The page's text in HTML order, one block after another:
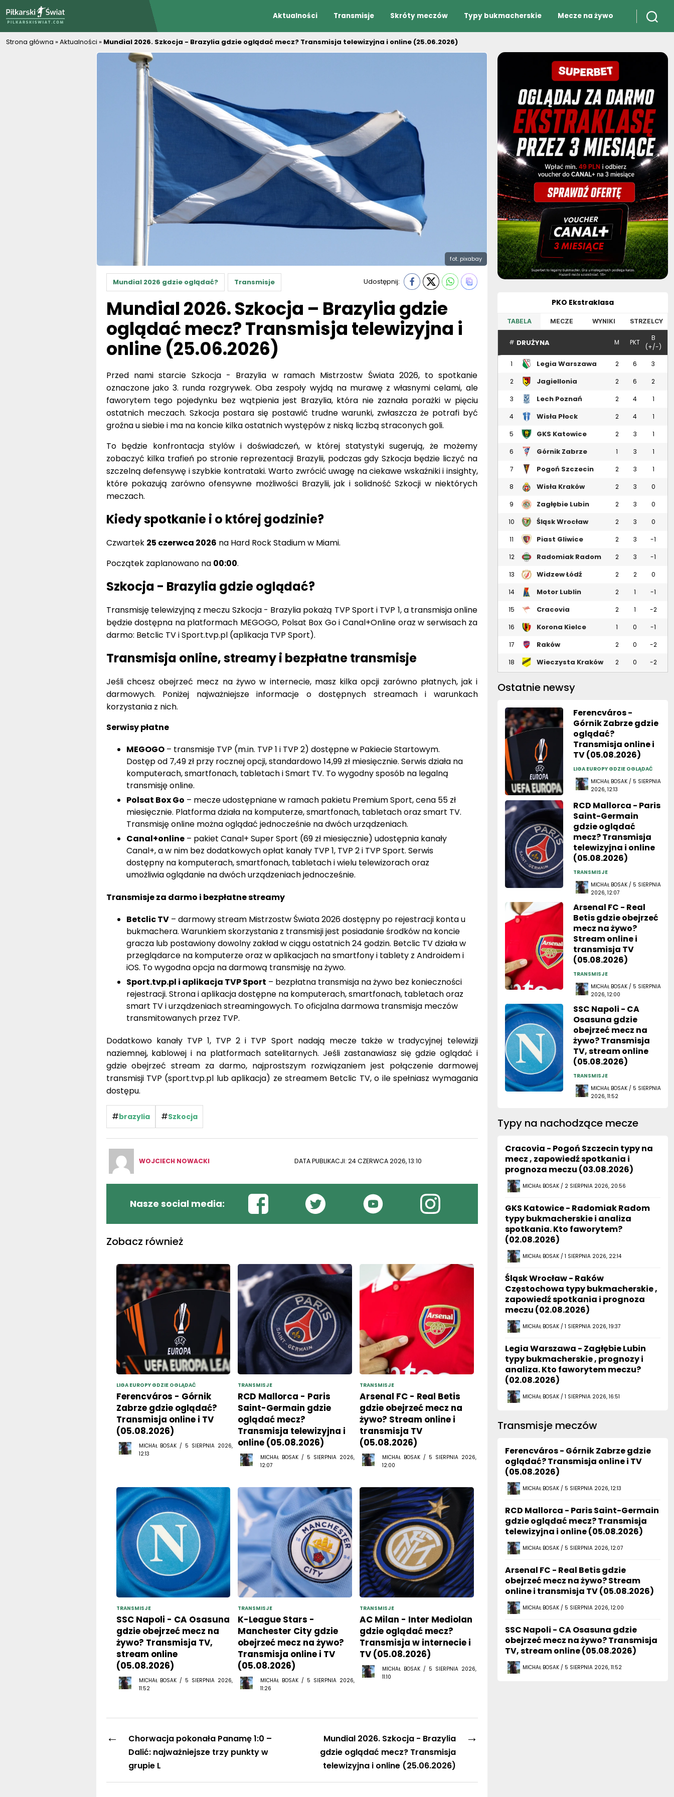
Aktualności Transmisje Skróty meczów Typy bukmacherskie Mecze na żywo
Strona główna »Aktualności » Mundial 2026. Szkocja - Brazylia gdzie oglądać mecz? Transmisja telewizyjna i online (25.06.2026)
fot. pixabay
Mundial 2026 gdzie oglądać? Transmisje Udostępnij:
Mundial 2026. Szkocja – Brazylia gdzie
oglądać mecz? Transmisja telewizyjna i
online (25.06.2026)
Przed nami starcie Szkocja - Brazylia w ramach Mistrzostw Świata 2026, to spotkanie
oznaczone jako 3. runda rozgrywek. Oba zespoły wyjdą na murawę z własnymi celami, ale
faworytem tego pojedynku bez wątpienia jest Brazylia, która nie zaznała porażki w pięciu
ostatnich meczach. Szkocja postara się postawić trudne warunki, zwłaszcza że potrafi być
groźna u siebie i ma na koncie kilka ostatnich występów z niską liczbą straconych goli.
To będzie konfrontacja stylów i doświadczeń, w której statystyki sugerują, że możemy
zobaczyć kilka trafień po stronie reprezentacji Brazylii, podczas gdy Szkocja będzie liczyć na
szczelną defensywę i szybkie kontrataki. Warto zwrócić uwagę na ciekawe wskaźniki i insighty,
które pokazują zarówno ofensywne możliwości Brazylii, jak i solidność Szkocji w niektórych
meczach.
Kiedy spotkanie i o której godzinie?
Czwartek 25 czerwca 2026 na Hard Rock Stadium w Miami.
Początek zaplanowano na 00:00.
Szkocja - Brazylia gdzie oglądać?
Transmisję telewizyjną z meczu Szkocja - Brazylia pokażą TVP Sport i TVP 1, a transmisja online
będzie dostępna na platformach MEGOGO, Polsat Box Go i Canal+Online oraz w serwisach za
darmo: Betclic TV i Sport.tvp.pl (aplikacja TVP Sport).
Transmisja online, streamy i bezpłatne transmisje
Jeśli chcesz obejrzeć mecz na żywo w internecie, masz kilka opcji zarówno płatnych, jak i
darmowych. Poniżej najważniejsze informacje o dostępnych streamach i warunkach
korzystania z nich.
Serwisy płatne
MEGOGO– transmisje TVP (m.in. TVP 1 i TVP 2) dostępne w Pakiecie Startowym.
Dostęp od 7,49 zł przy rocznej opcji, standardowo 14,99 zł miesięcznie. Serwis działa na
komputerach, smartfonach, tabletach i Smart TV. To wygodny sposób na legalną
transmisję online.
Polsat Box Go – mecze udostępniane w ramach pakietu Premium Sport, cena 55 zł
miesięcznie. Platforma działa na komputerze, smartfonach, tabletach oraz smart TV.
Transmisję online można oglądać jednocześnie na dwóch urządzeniach.
Canal+online– pakiet Canal+ Super Sport (69 zł miesięcznie) udostępnia kanały
Canal+, a w nim bez dodatkowych opłat kanały TVP 1, TVP 2 i TVP Sport. Serwis
dostępny na komputerach, smartfonach, tabletach i wielu telewizorach oraz
umożliwia oglądanie na dwóch urządzeniach jednocześnie.
Transmisje za darmo i bezpłatne streamy
Betclic TV– darmowy stream Mistrzostw Świata 2026 dostępny po rejestracji konta u
bukmachera. Warunkiem skorzystania z transmisji jest posiadanie środków na koncie
gracza lub postawiony dowolny zakład w ciągu ostatnich 24 godzin. Betclic TV działa w
przeglądarce na komputerze oraz w aplikacjach na smartfony i tablety z Androidem i
iOS. To wygodna opcja na darmową transmisję na żywo.
Sport.tvp.pl i aplikacja TVP Sport – bezpłatna transmisja na żywo bez konieczności
rejestracji. Strona i aplikacja dostępne na komputerach, smartfonach, tabletach oraz
smart TV i urządzeniach streamingowych. To oficjalna darmowa transmisja meczów
transmitowanych przez TVP.
Dodatkowo kanały TVP 1, TVP 2 i TVP Sport nadają mecze także w tradycyjnej telewizji
naziemnej, kablowej i na platformach satelitarnych. Jeśli zastanawiasz się gdzie oglądać i
gdzie obejrzeć stream za darmo, najprostszym rozwiązaniem jest połączenie darmowej
transmisji TVP (sport.tvp.pl lub aplikacja) ze streamem Betclic TV, o ile spełniasz wymagania
dostępu.
#brazylia #Szkocja
WOJCIECH NOWACKI DATA PUBLIKACJI: 24 CZERWCA 2026, 13:10
Nasze social media:
Zobacz również
LIGA EUROPY GDZIE OGLĄDAĆ
Ferencváros - Górnik
Zabrze gdzie oglądać?
Transmisja online i TV
(05.08.2026)
MICHAŁ BOSAK / 5 SIERPNIA 2026,
12:13
TRANSMISJE
RCD Mallorca - Paris
Saint-Germain gdzie
oglądać mecz?
Transmisja telewizyjna i
online (05.08.2026)
MICHAŁ BOSAK / 5 SIERPNIA 2026,
12:07
TRANSMISJE
Arsenal FC - Real Betis
gdzie obejrzeć mecz na
żywo? Stream online i
transmisja TV
(05.08.2026)
MICHAŁ BOSAK / 5 SIERPNIA 2026,
12:00
TRANSMISJE
SSC Napoli - CA Osasuna
gdzie obejrzeć mecz na
żywo? Transmisja TV,
stream online
(05.08.2026)
MICHAŁ BOSAK / 5 SIERPNIA 2026,
11:52
TRANSMISJE
K-League Stars -
Manchester City gdzie
obejrzeć mecz na żywo?
Transmisja online i TV
(05.08.2026)
MICHAŁ BOSAK / 5 SIERPNIA 2026,
11:26
TRANSMISJE
AC Milan - Inter Mediolan
gdzie oglądać mecz?
Transmisja w internecie i
TV (05.08.2026)
MICHAŁ BOSAK / 5 SIERPNIA 2026,
11:10
←
Chorwacja pokonała Panamę 1:0 –
Dalić: najważniejsze trzy punkty w
grupie L
→
Mundial 2026. Szkocja - Brazylia
gdzie oglądać mecz? Transmisja
telewizyjna i online (25.06.2026)
PKO Ekstraklasa
TABELA MECZE WYNIKI STRZELCY
# DRUŻYNA M PKT
B
(+/-)
1
Legia Warszawa 2 6 3
2
Jagiellonia
2 6 2
3 Lech Poznań 2 4 1
4 Wisła Płock 2 4 1
5 GKS Katowice 2 3 1
6 Górnik Zabrze 1 3 1
7 Pogoń Szczecin 2 3 1
8 Wisła Kraków 2 3 0
9 Zagłębie Lubin 2 3 0
10 Śląsk Wrocław 2 3 0
11 Piast Gliwice 2 3 -1
12 Radomiak Radom 2 3 -1
13 Widzew Łódź 2 2 0
14 Motor Lublin 2 1 -1
15 Cracovia 2 1 -2
16 Korona Kielce 1 0 -1
17
Raków
2 0 -2
18 Wieczysta Kraków 2 0 -2
Ostatnie newsy
Ferencváros -
Górnik Zabrze gdzie
oglądać?
Transmisja online i
TV (05.08.2026)
LIGA EUROPY GDZIE OGLĄDAĆ
MICHAŁ BOSAK / 5 SIERPNIA
2026, 12:13
RCD Mallorca - Paris
Saint-Germain
gdzie oglądać
mecz? Transmisja
telewizyjna i online
(05.08.2026)
TRANSMISJE
MICHAŁ BOSAK / 5 SIERPNIA
2026, 12:07
Arsenal FC - Real
Betis gdzie obejrzeć
mecz na żywo?
Stream online i
transmisja TV
(05.08.2026)
TRANSMISJE
MICHAŁ BOSAK / 5 SIERPNIA
2026, 12:00
SSC Napoli - CA
Osasuna gdzie
obejrzeć mecz na
żywo? Transmisja
TV, stream online
(05.08.2026)
TRANSMISJE
MICHAŁ BOSAK / 5 SIERPNIA
2026, 11:52
Typy na nachodzące mecze
Cracovia - Pogoń Szczecin typy na
mecz , zapowiedź spotkania i
prognoza meczu (03.08.2026)
MICHAŁ BOSAK / 2 SIERPNIA 2026, 20:56
GKS Katowice - Radomiak Radom
typy bukmacherskie i analiza
spotkania. Kto faworytem?
(02.08.2026)
MICHAŁ BOSAK / 1 SIERPNIA 2026, 22:14
Śląsk Wrocław - Raków
Częstochowa typy bukmacherskie ,
zapowiedź spotkania i prognoza
meczu (02.08.2026)
MICHAŁ BOSAK / 1 SIERPNIA 2026, 19:37
Legia Warszawa - Zagłębie Lubin
typy bukmacherskie , prognozy i
analiza. Kto faworytem meczu?
(02.08.2026)
MICHAŁ BOSAK / 1 SIERPNIA 2026, 16:51
Transmisje meczów
Ferencváros - Górnik Zabrze gdzie
oglądać? Transmisja online i TV
(05.08.2026)
MICHAŁ BOSAK / 5 SIERPNIA 2026, 12:13
RCD Mallorca - Paris Saint-Germain
gdzie oglądać mecz? Transmisja
telewizyjna i online (05.08.2026)
MICHAŁ BOSAK / 5 SIERPNIA 2026, 12:07
Arsenal FC - Real Betis gdzie
obejrzeć mecz na żywo? Stream
online i transmisja TV (05.08.2026)
MICHAŁ BOSAK / 5 SIERPNIA 2026, 12:00
SSC Napoli - CA Osasuna gdzie
obejrzeć mecz na żywo? Transmisja
TV, stream online (05.08.2026)
MICHAŁ BOSAK / 5 SIERPNIA 2026, 11:52